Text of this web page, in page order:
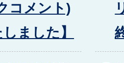
コメント)
ました】